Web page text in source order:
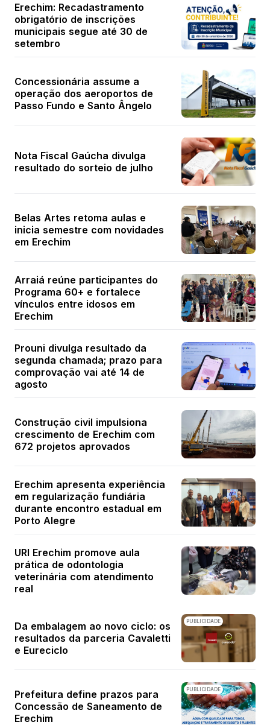
Erechim: Recadastramento
obrigatório de inscrições
municipais segue até 30 de
setembro
Concessionária assume a
operação dos aeroportos de
Passo Fundo e Santo Ângelo
Nota Fiscal Gaúcha divulga
resultado do sorteio de julho
Belas Artes retoma aulas e
inicia semestre com novidades
em Erechim
Arraiá reúne participantes do
Programa 60+ e fortalece
vínculos entre idosos em
Erechim
Prouni divulga resultado da
segunda chamada; prazo para
comprovação vai até 14 de
agosto
Construção civil impulsiona
crescimento de Erechim com
672 projetos aprovados
Erechim apresenta experiência
em regularização fundiária
durante encontro estadual em
Porto Alegre
URI Erechim promove aula
prática de odontologia
veterinária com atendimento
real
PUBLICIDADE
Da embalagem ao novo ciclo: os
resultados da parceria Cavaletti
e Eureciclo
PUBLICIDADE
Prefeitura define prazos para
Concessão de Saneamento de
Erechim